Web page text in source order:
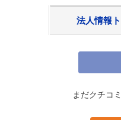
法人情報
まだクチコ